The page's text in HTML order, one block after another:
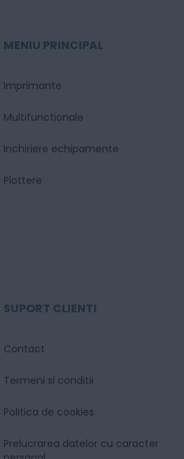
MENIU PRINCIPAL
Imprimante
Multifunctionale
Inchiriere echipamente
Plottere
SUPORT CLIENTI
Contact
Termeni si conditii
Politica de cookies
Prelucrarea datelor cu caracter